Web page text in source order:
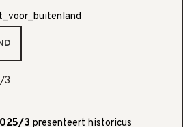
3
3 presenteert historicus